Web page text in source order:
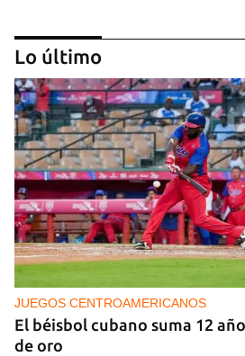
NICARAGUA
EE UU propone a la OEA
cancilleres para "tomar
decisiones de Ortega
Lo último
JUEGOS CENTROAMERICANOS
El béisbol cubano suma 12
de oro